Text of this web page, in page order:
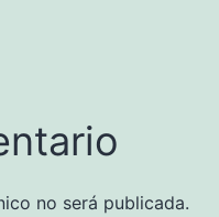
no será publicada.